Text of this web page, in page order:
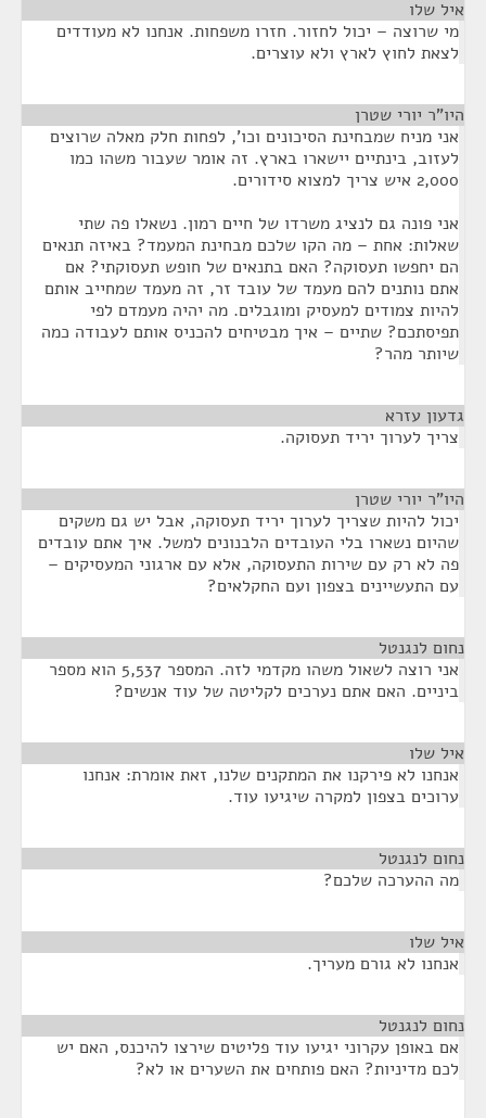
איל שלו
מי שרוצה – יכול לחזור. חזרו משפחות. אנחנו לא מעודדים
לצאת לחוץ לארץ ולא עוצרים.
היו"ר יורי שטרן
אני מניח שמבחינת הסיכונים וכו', לפחות חלק מאלה שרוצים
לעזוב, בינתיים יישארו בארץ. זה אומר שעבור משהו כמו
2,000 איש צריך למצוא סידורים.
אני פונה גם לנציג משרדו של חיים רמון. נשאלו פה שתי
שאלות: אחת – מה הקו שלכם מבחינת המעמד? באיזה תנאים
הם יחפשו תעסוקה? האם בתנאים של חופש תעסוקתי? אם
אתם נותנים להם מעמד של עובד זר, זה מעמד שמחייב אותם
להיות צמודים למעסיק ומוגבלים. מה יהיה מעמדם לפי
תפיסתכם? שתיים – איך מבטיחים להכניס אותם לעבודה כמה
שיותר מהר?
גדעון עזרא
צריך לערוך יריד תעסוקה.
היו"ר יורי שטרן
יכול להיות שצריך לערוך יריד תעסוקה, אבל יש גם משקים
שהיום נשארו בלי העובדים הלבנונים למשל. איך אתם עובדים
פה לא רק עם שירות התעסוקה, אלא עם ארגוני המעסיקים –
עם התעשיינים בצפון ועם החקלאים?
נחום לנגנטל
אני רוצה לשאול משהו מקדמי לזה. המספר 5,537 הוא מספר
ביניים. האם אתם נערכים לקליטה של עוד אנשים?
איל שלו
אנחנו לא פירקנו את המתקנים שלנו, זאת אומרת: אנחנו
ערוכים בצפון למקרה שיגיעו עוד.
נחום לנגנטל
מה ההערכה שלכם?
איל שלו
אנחנו לא גורם מעריך.
נחום לנגנטל
אם באופן עקרוני יגיעו עוד פליטים שירצו להיכנס, האם יש
לכם מדיניות? האם פותחים את השערים או לא?